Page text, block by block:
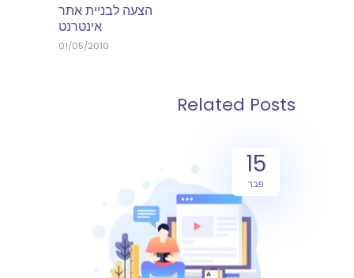
הצעה לבניית אתר
אינטרנט
01/05/2010
Related Posts
15
פבר